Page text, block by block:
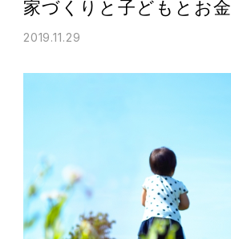
家づくりと子どもとお金
2019.11.29